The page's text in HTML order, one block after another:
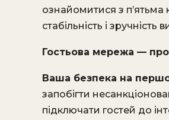
ознайомитися з
стабільність і зручність
Гостьова мережа —
Ваша безпека на
запобігти
підключати гостей до